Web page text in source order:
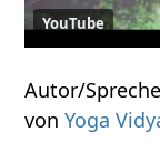
YouTube
Autor/
vonYoga